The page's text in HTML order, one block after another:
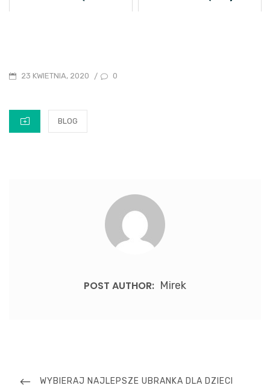
POSTED
23 KWIETNIA, 2020 / 0
CATEGORIES
BLOG
POST AUTHOR: Mirek
wpisuPREVIOUS
WYBIERAJ NAJLEPSZE UBRANKA DLA DZIECI